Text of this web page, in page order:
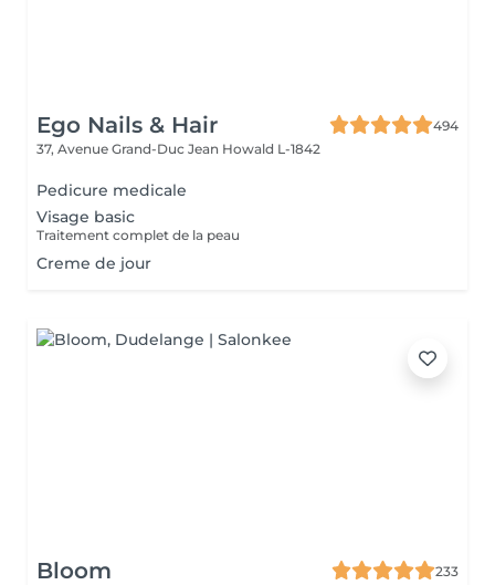
Ego Nails & Hair
494
37, Avenue Grand-Duc Jean Howald L-1842
Pedicure medicale
Visage basic
Traitement complet de la peau
Creme de jour
Bloom
233